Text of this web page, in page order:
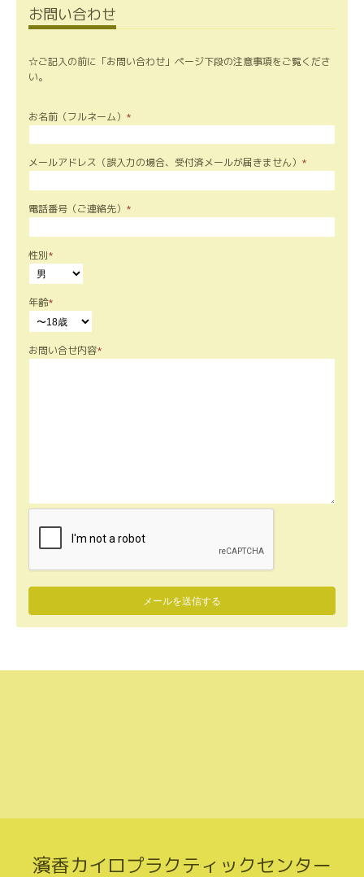
お問い合わせ
☆ご記入の前に「お問い合わせ」ページ下段の注意事項をご覧くださ
い。
お名前（フルネーム） *
メールアドレス（誤入力の場合、受付済メールが届きません） *
電話番号（ご連絡先） *
性別*
年齢*
お問い合せ内容*
濱香カイロプラクティックセンター